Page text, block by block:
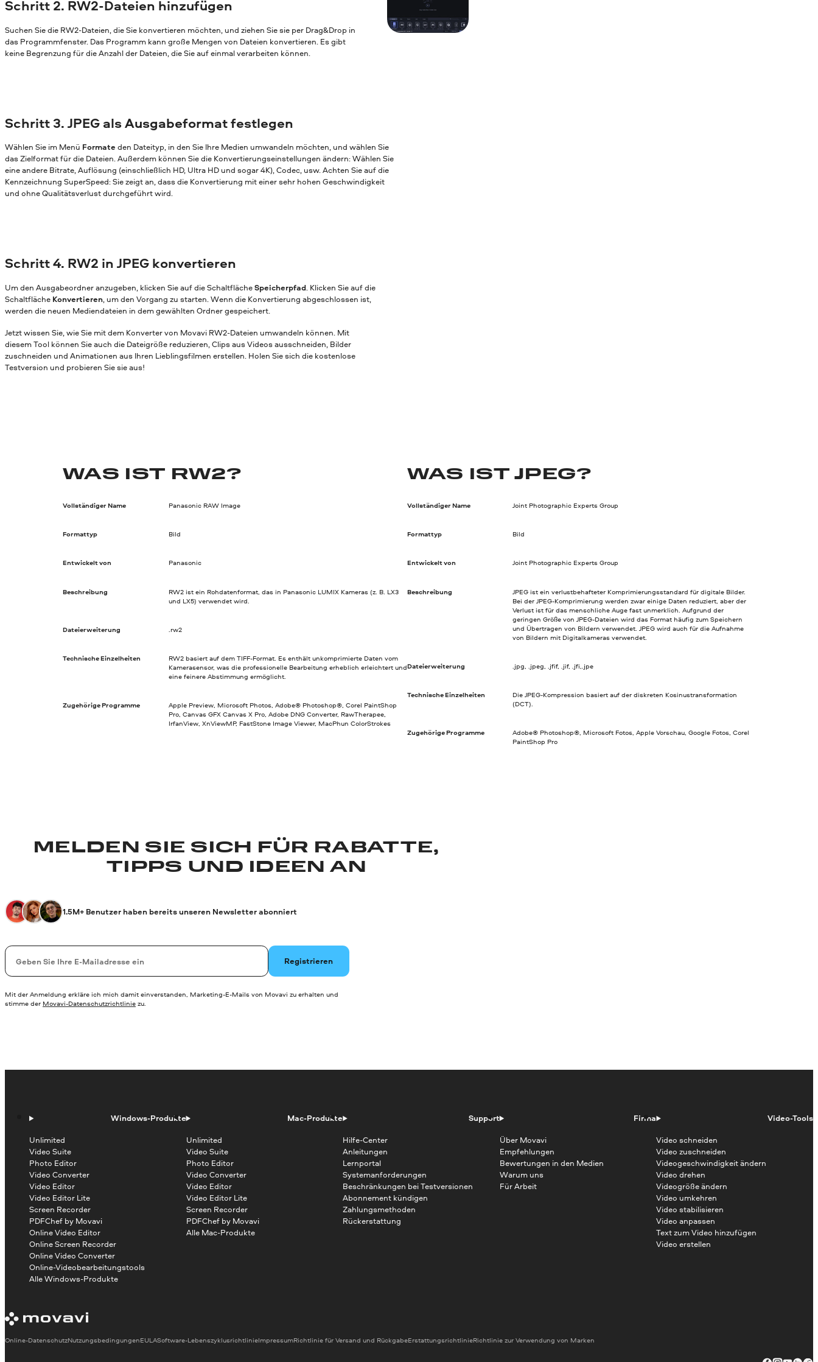
Schritt 2. RW2-Dateien hinzufügen
Suchen Sie die RW2-Dateien, die Sie konvertieren möchten, und ziehen Sie sie per Drag&Drop in
das Programmfenster. Das Programm kann große Mengen von Dateien konvertieren. Es gibt
keine Begrenzung für die Anzahl der Dateien, die Sie auf einmal verarbeiten können.
Schritt 3. JPEG als Ausgabeformat festlegen
Wählen Sie im Menü Formate den Dateityp, in den Sie Ihre Medien umwandeln möchten, und wählen Sie
das Zielformat für die Dateien. Außerdem können Sie die Konvertierungseinstellungen ändern: Wählen Sie
eine andere Bitrate, Auflösung (einschließlich HD, Ultra HD und sogar 4K), Codec, usw. Achten Sie auf die
Kennzeichnung SuperSpeed: Sie zeigt an, dass die Konvertierung mit einer sehr hohen Geschwindigkeit
und ohne Qualitätsverlust durchgeführt wird.
Schritt 4. RW2 in JPEG konvertieren
Um den Ausgabeordner anzugeben, klicken Sie auf die SchaltflächeSpeicherpfad. Klicken Sie auf die
Schaltfläche Konvertieren, um den Vorgang zu starten. Wenn die Konvertierung abgeschlossen ist,
werden die neuen Mediendateien in dem gewählten Ordner gespeichert.
Jetzt wissen Sie, wie Sie mit dem Konverter von Movavi RW2-Dateien umwandeln können. Mit
diesem Tool können Sie auch die Dateigröße reduzieren, Clips aus Videos ausschneiden, Bilder
zuschneiden und Animationen aus Ihren Lieblingsfilmen erstellen. Holen Sie sich die kostenlose
Testversion und probieren Sie sie aus!
WAS IST RW2?
Vollständiger Name Panasonic RAW Image
Formattyp Bild
Entwickelt von Panasonic
Beschreibung
RW2 ist ein Rohdatenformat, das in Panasonic LUMIX Kameras (z. B. LX3
und LX5) verwendet wird.
Dateierweiterung .rw2
Technische Einzelheiten
RW2 basiert auf dem TIFF-Format. Es enthält unkomprimierte Daten vom
Kamerasensor, was die professionelle Bearbeitung erheblich erleichtert und
eine feinere Abstimmung ermöglicht.
Zugehörige Programme
Apple Preview, Microsoft Photos, Adobe® Photoshop®, Corel PaintShop
Pro, Canvas GFX Canvas X Pro, Adobe DNG Converter, RawTherapee,
IrfanView, XnViewMP, FastStone Image Viewer, MacPhun ColorStrokes
WAS IST JPEG?
Vollständiger Name Joint Photographic Experts Group
Formattyp Bild
Entwickelt von Joint Photographic Experts Group
Beschreibung
JPEG ist ein verlustbehafteter Komprimierungsstandard für digitale Bilder.
Bei der JPEG-Komprimierung werden zwar einige Daten reduziert, aber der
Verlust ist für das menschliche Auge fast unmerklich. Aufgrund der
geringen Größe von JPEG-Dateien wird das Format häufig zum Speichern
und Übertragen von Bildern verwendet. JPEG wird auch für die Aufnahme
von Bildern mit Digitalkameras verwendet.
Dateierweiterung .jpg, .jpeg, .jfif, .jif, .jfi,.jpe
Technische Einzelheiten
Die JPEG-Kompression basiert auf der diskreten Kosinustransformation
(DCT).
Zugehörige Programme
Adobe® Photoshop®, Microsoft Fotos, Apple Vorschau, Google Fotos, Corel
PaintShop Pro
MELDEN SIE SICH FÜR RABATTE,
TIPPS UND IDEEN AN
1.5M+ Benutzer haben bereits unseren Newsletter abonniert
Ihre E-Mail-Addresse Registrieren
Mit der Anmeldung erkläre ich mich damit einverstanden, Marketing-E-Mails von Movavi zu erhalten und
stimme der Movavi-Datenschutzrichtlinie zu.
Windows-Produkte
Unlimited
Video Suite
Photo Editor
Video Converter
Video Editor
Video Editor Lite
Screen Recorder
PDFChef by Movavi
Online Video Editor
Online Screen Recorder
Online Video Converter
Online-Videobearbeitungstools
Alle Windows-Produkte
Mac-Produkte
Unlimited
Video Suite
Photo Editor
Video Converter
Video Editor
Video Editor Lite
Screen Recorder
PDFChef by Movavi
Alle Mac-Produkte
Support
Hilfe-Center
Anleitungen
Lernportal
Systemanforderungen
Beschränkungen bei Testversionen
Abonnement kündigen
Zahlungsmethoden
Rückerstattung
Firma
Über Movavi
Empfehlungen
Bewertungen in den Medien
Warum uns
Für Arbeit
Video-Tools
Video schneiden
Video zuschneiden
Videogeschwindigkeit ändern
Video drehen
Videogröße ändern
Video umkehren
Video stabilisieren
Video anpassen
Text zum Video hinzufügen
Video erstellen
Online-DatenschutzNutzungsbedingungenEULASoftware-LebenszyklusrichtlinieImpressumRichtlinie für Versand und RückgabeErstattungsrichtlinieRichtlinie zur Verwendung von Marken